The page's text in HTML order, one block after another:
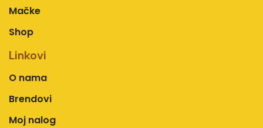
Mačke
Shop
Linkovi
O nama
Brendovi
Moj nalog